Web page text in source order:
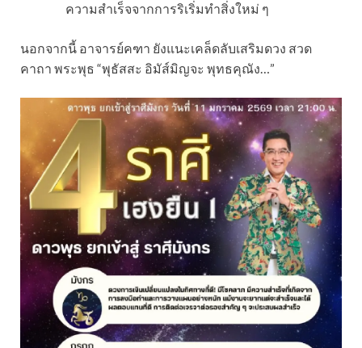
ความสำเร็จจากการริเริ่มทำสิ่งใหม่ ๆ
นอกจากนี้ อาจารย์คฑา ยังแนะเคล็ดลับเสริมดวง สวด
คาถา พระพุธ “พุธัสสะ อิมัส์มิญจะ พุทธคุณัง…”